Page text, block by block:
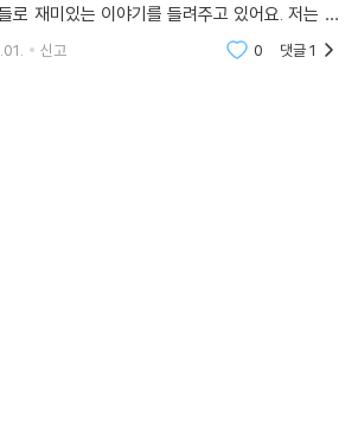
재미있는 이야기를 들려주고 있어요. 저는 재
신고 0 댓글1